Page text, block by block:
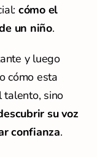
cómo el
un niño.
y luego
cómo esta
talento, sino
su voz
confianza.